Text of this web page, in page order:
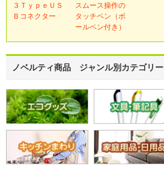
３ＴｙｐｅＵＳ
Ｂコネクター
スムース操作の
タッチペン（ボ
ールペン付き）
ノベルティ商品 ジャンル別カテゴリー